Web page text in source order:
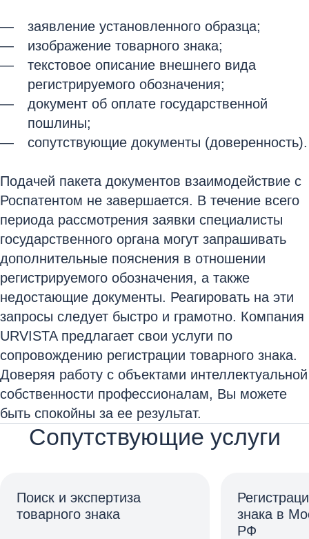
заявление установленного образца;
изображение товарного знака;
текстовое описание внешнего вида
регистрируемого обозначения;
документ об оплате государственной
пошлины;
сопутствующие документы (доверенность).
Подачей пакета документов взаимодействие с
Роспатентом не завершается. В течение всего
периода рассмотрения заявки специалисты
государственного органа могут запрашивать
дополнительные пояснения в отношении
регистрируемого обозначения, а также
недостающие документы. Реагировать на эти
запросы следует быстро и грамотно. Компания
URVISTA предлагает свои услуги по
сопровождению регистрации товарного знака.
Доверяя работу с объектами интеллектуальной
собственности профессионалам, Вы можете
быть спокойны за ее результат.
Сопутствующие услуги
Поиск и экспертиза
товарного знака
знака в
РФ